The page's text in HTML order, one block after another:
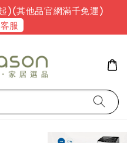
)(其他品官網滿千免運)
服